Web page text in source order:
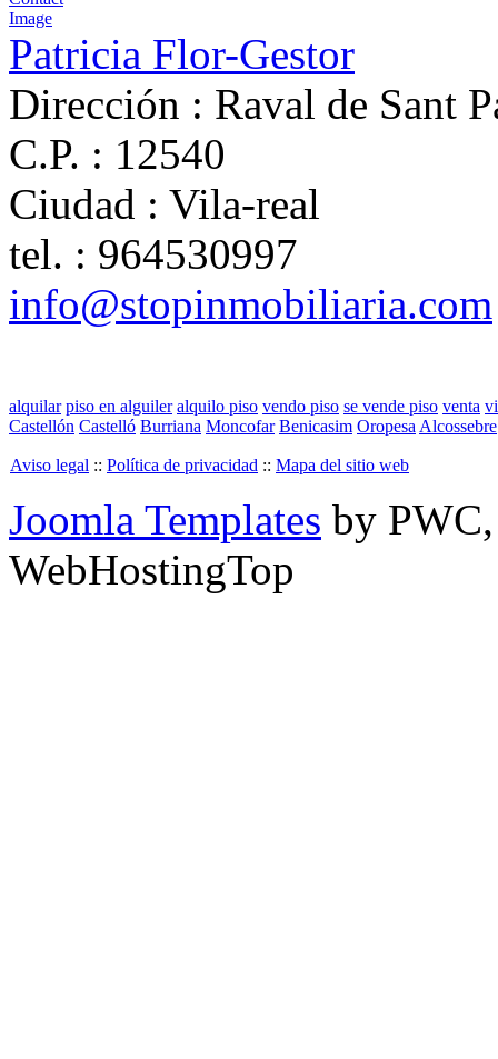
Patricia Flor-Gestor
Dirección : Raval de Sant
C.P. : 12540
Ciudad : Vila-real
tel. : 964530997
info@stopinmobiliaria.com
alquilar piso en alguiler alquilo piso vendo piso se vende piso venta
Castellón Castelló Burriana Moncofar Benicasim Oropesa Alcossebre
Aviso legal :: Política de privacidad :: Mapa del sitio web
Joomla Templates by
WebHostingTop